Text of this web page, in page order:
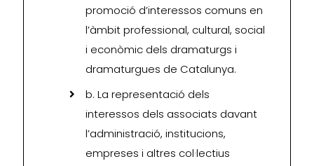
promoció d’interessos comuns en
l’àmbit professional, cultural, social
i econòmic dels dramaturgs i
dramaturgues de Catalunya.
b. La representació dels
interessos dels associats davant
l’administració, institucions,
empreses i altres col·lectius